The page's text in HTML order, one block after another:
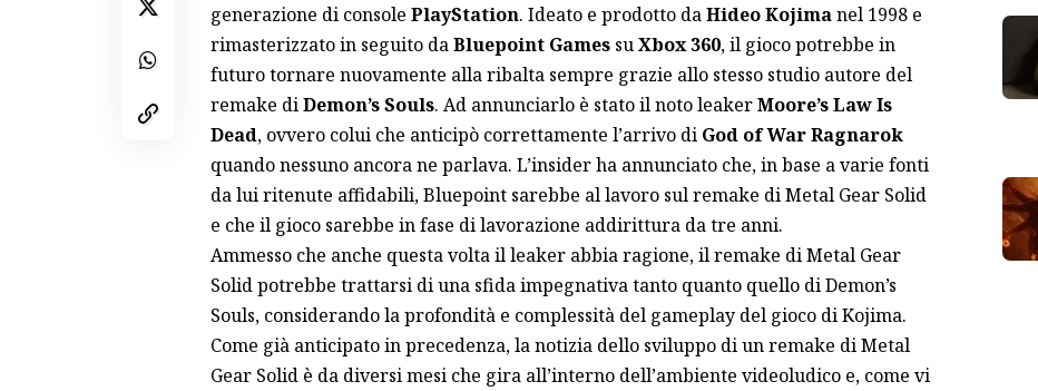
generazione di console PlayStation. Ideato e prodotto daHideo Kojimanel 1998 e
rimasterizzato in seguito daBluepoint GamessuXbox 360, il gioco potrebbe in
futuro tornare nuovamente alla ribalta sempre grazie allo stesso studio autore del
remake diDemon’s Souls. Ad annunciarlo è stato il noto leakerMoore’s Law Is
Dead, ovvero colui che anticipò correttamente l’arrivo di God of War Ragnarok
quando nessuno ancora ne parlava. L’insider ha annunciato che, in base a varie fonti
da lui ritenute affidabili, Bluepoint sarebbe al lavoro sul remake di Metal Gear Solid
e che il gioco sarebbe in fase di lavorazione addirittura da tre anni.
Ammesso che anche questa volta il leaker abbia ragione, il remake di Metal Gear
Solid potrebbe trattarsi di una sfida impegnativa tanto quanto quello di Demon’s
Souls, considerando la profondità e complessità del gameplay del gioco di Kojima.
Come già anticipato in precedenza, la notizia dello sviluppo di un remake di Metal
Gear Solid è da diversi mesi che gira all’interno dell’ambiente videoludico e, come vi